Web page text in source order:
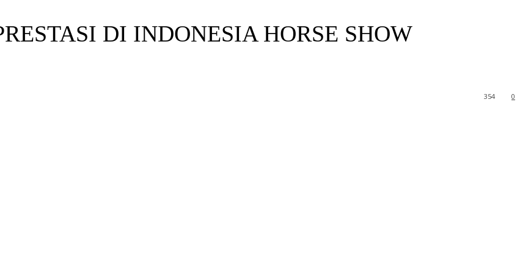
DI INDONESIA HORSE SHOW
0
354